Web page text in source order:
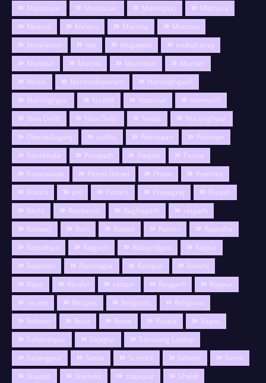
Mandsaur
Mandsuar Manmpuri
Mathura
Meerut
Mexico Morena
Moscow
Motivation
mp Mugawali
mukulsaray
Mumbai
Mumbi Mumnbai
Murder
Music
Narmadapuram
Narsinghgarh
Narsinghpur
Nashik National
neemach
New Dehli
New Delhi Noida
Nursinghpur
Obaidullaganj
outfits Pakistaan
Pakistan
Panchkula
Panipath Panjab
Panna
Paraswada
Petrol Diesel Photo
Poetries
Poitics
pol Politics Prayagraj
Punjab
Rachi
Raebareli Raghogarh
raigarh
Railway
Rain Raipur Raisen
Rajastha
Rajasthan
Rajgarh Rajnandgao
Rajpur
Rajsthan
Ramnagar Rampur
Ranchi
Rape
Rasifal ratlam Raygarh
Raypur
recent
Recipes Religions
Religious
Relison
Reva Rewa Russia
Sagar
Saharanpur
Sajapur
Samsung Laptop
Sarangpur
Satna Science Sehore
Seoni
Shaakti
Shahdol shajapur
Shakti